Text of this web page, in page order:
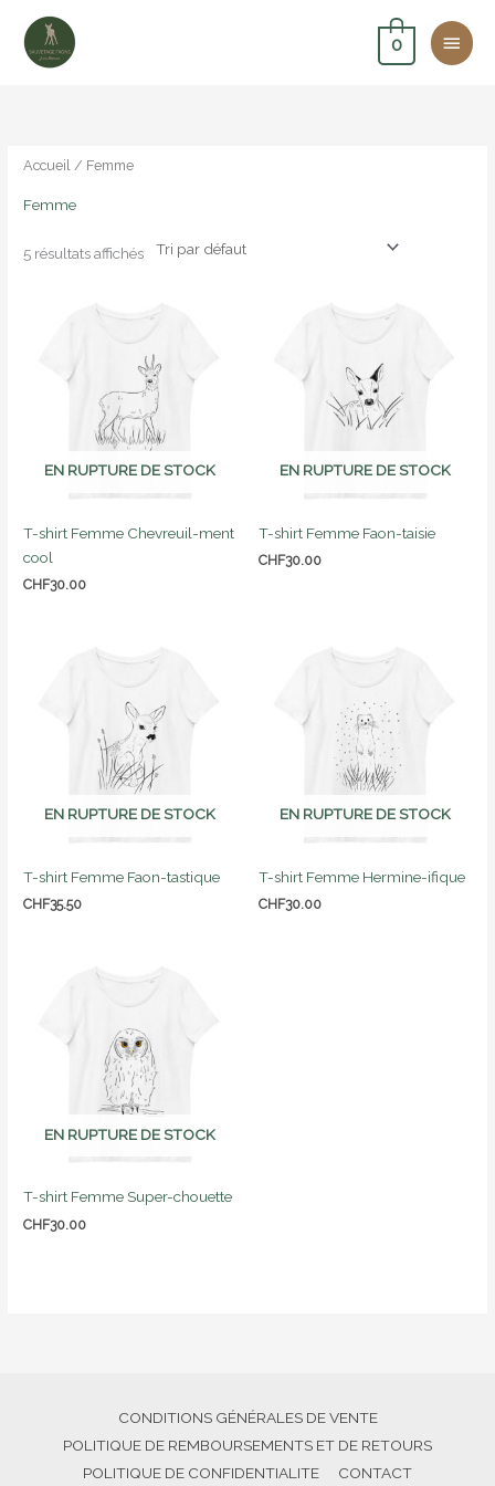
contenu
0
Accueil / Femme
Femme
5 résultats affichés
EN RUPTURE DE STOCK
T-shirt Femme Chevreuil-ment
cool
CHF30.00
EN RUPTURE DE STOCK
T-shirt Femme Faon-taisie
CHF30.00
EN RUPTURE DE STOCK
T-shirt Femme Faon-tastique
CHF35.50
EN RUPTURE DE STOCK
T-shirt Femme Hermine-ifique
CHF30.00
EN RUPTURE DE STOCK
T-shirt Femme Super-chouette
CHF30.00
CONDITIONS GÉNÉRALES DE VENTE
POLITIQUE DE REMBOURSEMENTS ET DE RETOURS
POLITIQUE DE CONFIDENTIALITE
CONTACT